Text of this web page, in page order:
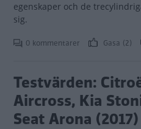
egenskaper och de
sig.
0 kommentarer Gasa (2)
Testvärden:
Aircross, Kia
Seat Arona (2017)